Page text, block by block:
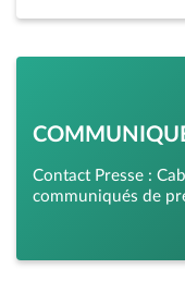
Contact Presse :
communiqués de